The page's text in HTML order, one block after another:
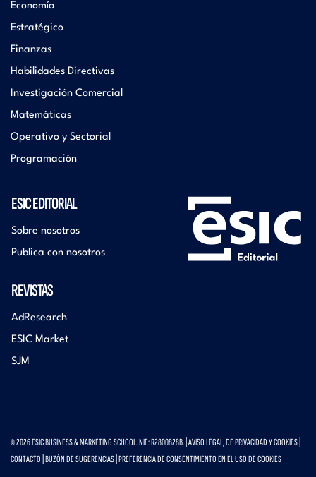
Economía
Estratégico
Finanzas
Habilidades Directivas
Investigación Comercial
Matemáticas
Operativo y Sectorial
Programación
ESIC EDITORIAL
Sobre nosotros
Publica con nosotros
REVISTAS
AdResearch
ESIC Market
SJM
© 2026 ESIC BUSINESS & MARKETING SCHOOL. NIF: R2800828B. | AVISO LEGAL, DE PRIVACIDAD Y COOKIES
CONTACTO BUZÓN DE SUGERENCIAS PREFERENCIA DE CONSENTIMIENTO EN EL USO DE COOKIES